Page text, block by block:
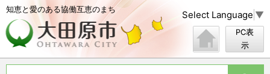
知恵と愛のある協働互恵のまち Select Language ▼
PC表
示